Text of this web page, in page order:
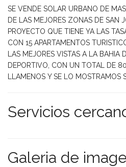
SE VENDE SOLAR URBANO DE
DE LAS MEJORES ZONAS DE SAN
PROYECTO QUE TIENE YA LAS
CON 15 APARTAMENTOS
LAS MEJORES VISTAS A LA BAHIA
DEPORTIVO, CON UN TOTAL DE
LLAMENOS Y SE LO MOSTRAMOS
Servicios
Galeria de